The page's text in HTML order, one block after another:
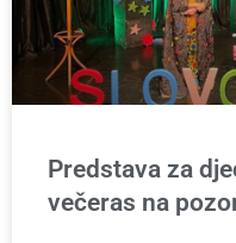
Predstava za
večeras na